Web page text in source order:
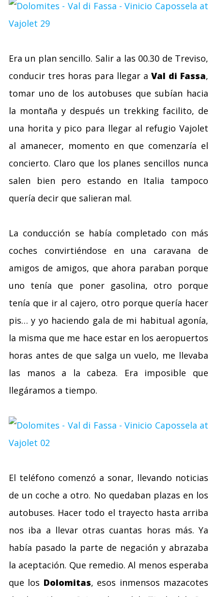
Era un plan sencillo. Salir a las 00.30 de Treviso,
conducir tres horas para llegar a Val di Fassa,
tomar uno de los autobuses que subían hacia
la montaña y después un trekking facilito, de
una horita y pico para llegar al refugio Vajolet
al amanecer, momento en que comenzaría el
concierto. Claro que los planes sencillos nunca
salen bien pero estando en Italia tampoco
quería decir que salieran mal.
La conducción se había completado con más
coches convirtiéndose en una caravana de
amigos de amigos, que ahora paraban porque
uno tenía que poner gasolina, otro porque
tenía que ir al cajero, otro porque quería hacer
pis… y yo haciendo gala de mi habitual agonía,
la misma que me hace estar en los aeropuertos
horas antes de que salga un vuelo, me llevaba
las manos a la cabeza. Era imposible que
llegáramos a tiempo.
El teléfono comenzó a sonar, llevando noticias
de un coche a otro. No quedaban plazas en los
autobuses. Hacer todo el trayecto hasta arriba
nos iba a llevar otras cuantas horas más. Ya
había pasado la parte de negación y abrazaba
la aceptación. Que remedio. Al menos esperaba
que los Dolomitas, esos inmensos mazacotes